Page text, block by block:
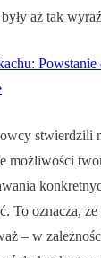
aż tak
Powstanie
stwierdzili
możliwości
To oznacza, że
– w